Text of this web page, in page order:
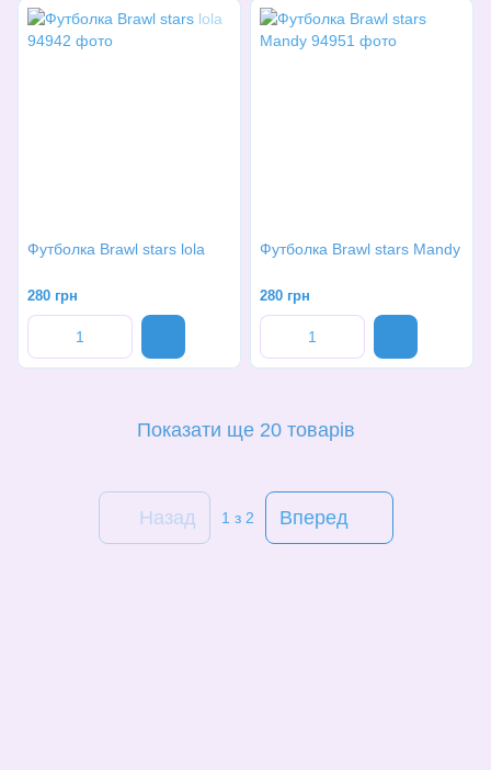
Футболка Brawl stars lola
280 грн
Футболка Brawl stars Mandy
280 грн
Показати ще 20 товарів
Назад 1 з 2 Вперед